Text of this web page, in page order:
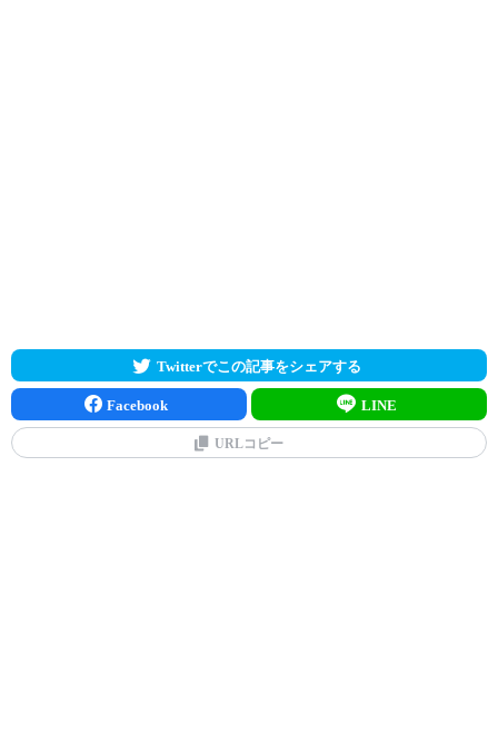
Twitterでこの記事をシェアする
Facebook LINE
URLコピー